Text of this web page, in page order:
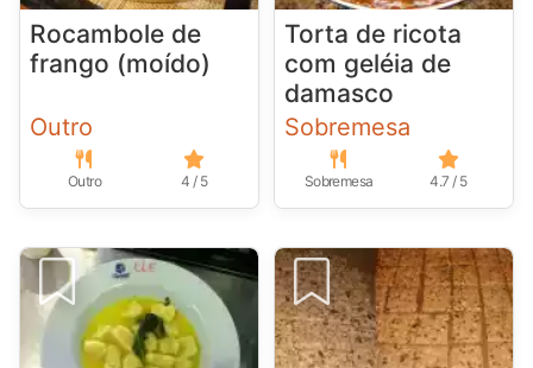
Rocambole de
frango (moído)
Outro
Outro 4 / 5
Torta de ricota
com geléia de
damasco
Sobremesa
Sobremesa 4.7 / 5